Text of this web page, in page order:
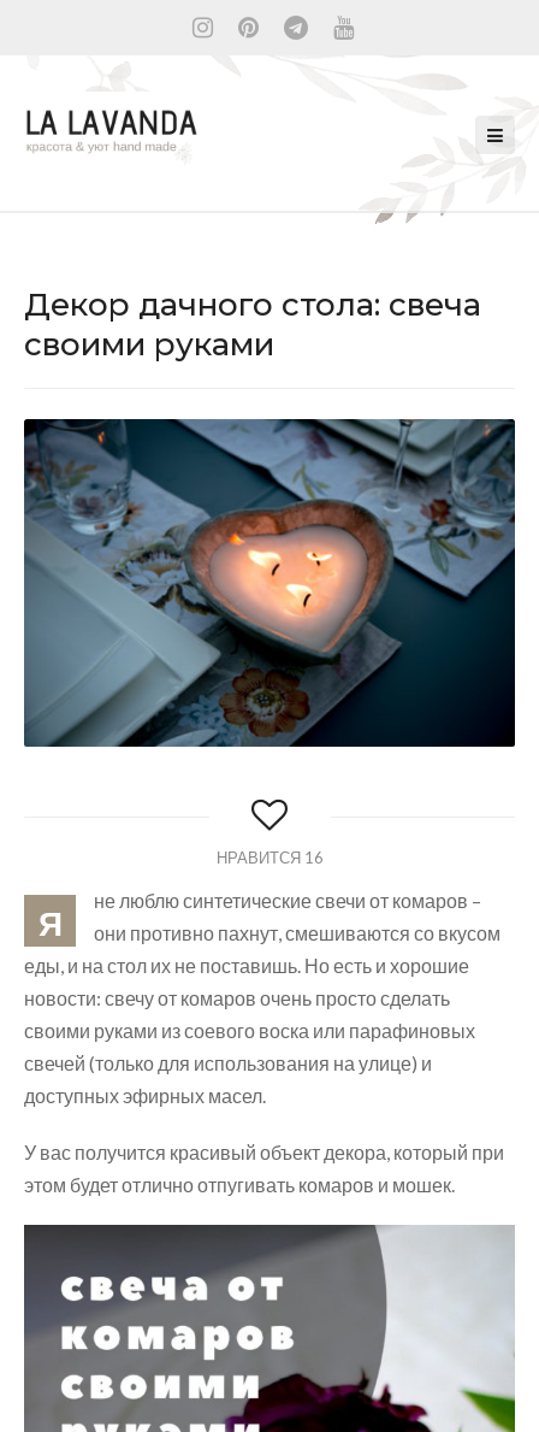
Декор дачного стола: свеча
своими руками
НРАВИТСЯ 16
Я
не люблю синтетические свечи от комаров –
они противно пахнут, смешиваются со вкусом
еды, и на стол их не поставишь. Но есть и хорошие
новости: свечу от комаров очень просто сделать
своими руками из соевого воска или парафиновых
свечей (только для использования на улице) и
доступных эфирных масел.
У вас получится красивый объект декора, который при
этом будет отлично отпугивать комаров и мошек.